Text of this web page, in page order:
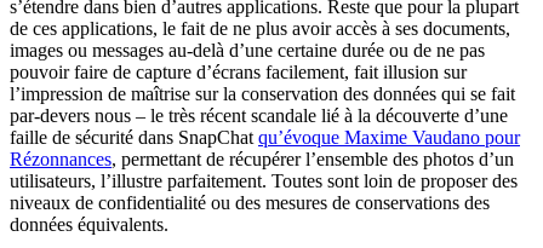
s’étendre dans bien d’autres applications. Reste que pour la plupart
de ces applications, le fait de ne plus avoir accès à ses documents,
images ou messages au-delà d’une certaine durée ou de ne pas
pouvoir faire de capture d’écrans facilement, fait illusion sur
l’impression de maîtrise sur la conservation des données qui se fait
par-devers nous – le très récent scandale lié à la découverte d’une
faille de sécurité dans SnapChat qu’évoque Maxime Vaudano pour
Rézonnances, permettant de récupérer l’ensemble des photos d’un
utilisateurs, l’illustre parfaitement. Toutes sont loin de proposer des
niveaux de confidentialité ou des mesures de conservations des
données équivalents.